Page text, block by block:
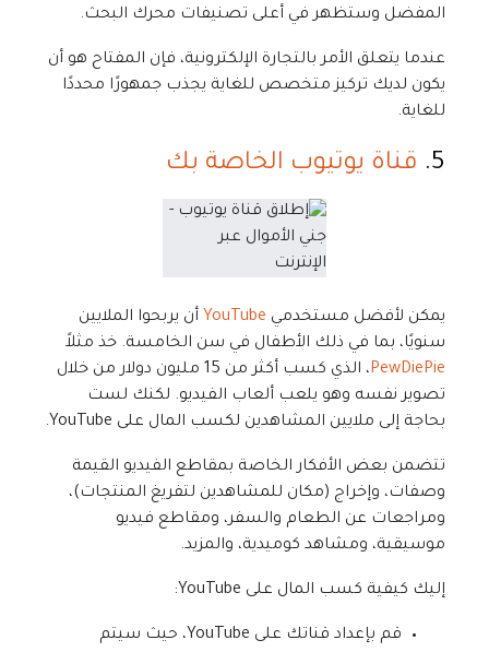
المفضل وستظهر في أعلى تصنيفات محرك البحث.
عندما يتعلق الأمر بالتجارة الإلكترونية، فإن المفتاح هو أن
يكون لديك تركيز متخصص للغاية يجذب جمهورًا محددًا
للغاية.
5. قناة يوتيوب الخاصة بك
يمكن لأفضل مستخدمي YouTube أن يربحوا الملايين
سنويًا، بما في ذلك الأطفال في سن الخامسة. خذ مثلاً
PewDiePie
، الذي كسب أكثر من 15 مليون دولار من خلال
تصوير نفسه وهو يلعب ألعاب الفيديو. لكنك لست
بحاجة إلى ملايين المشاهدين لكسب المال على YouTube.
تتضمن بعض الأفكار الخاصة بمقاطع الفيديو القيمة
وصفات، وإخراج (مكان للمشاهدين لتفريغ المنتجات)،
ومراجعات عن الطعام والسفر، ومقاطع فيديو
موسيقية، ومشاهد كوميدية، والمزيد.
إليك كيفية كسب المال على YouTube:
قم بإعداد قناتك على YouTube، حيث سيتم